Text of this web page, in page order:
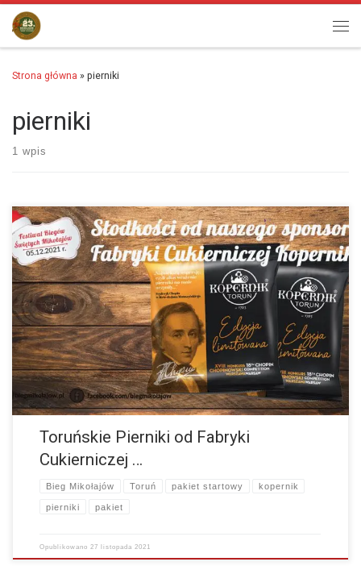
Przejdź do treści
Strona główna » pierniki
pierniki
1 wpis
Mamy bardzo słodką informację dla Wszystkich biegających Mikołajów
! W pakietach będziecie mogli też liczyć na słodkości od naszego
sponsora Fabryki Cukierniczej Kopernik 🙂 Jesteśmy…więcej
Toruńskie Pierniki od Fabryki
Cukierniczej …
Bieg Mikołajów Toruń pakiet startowy kopernik
pierniki pakiet
Opublikowano27 listopada 2021